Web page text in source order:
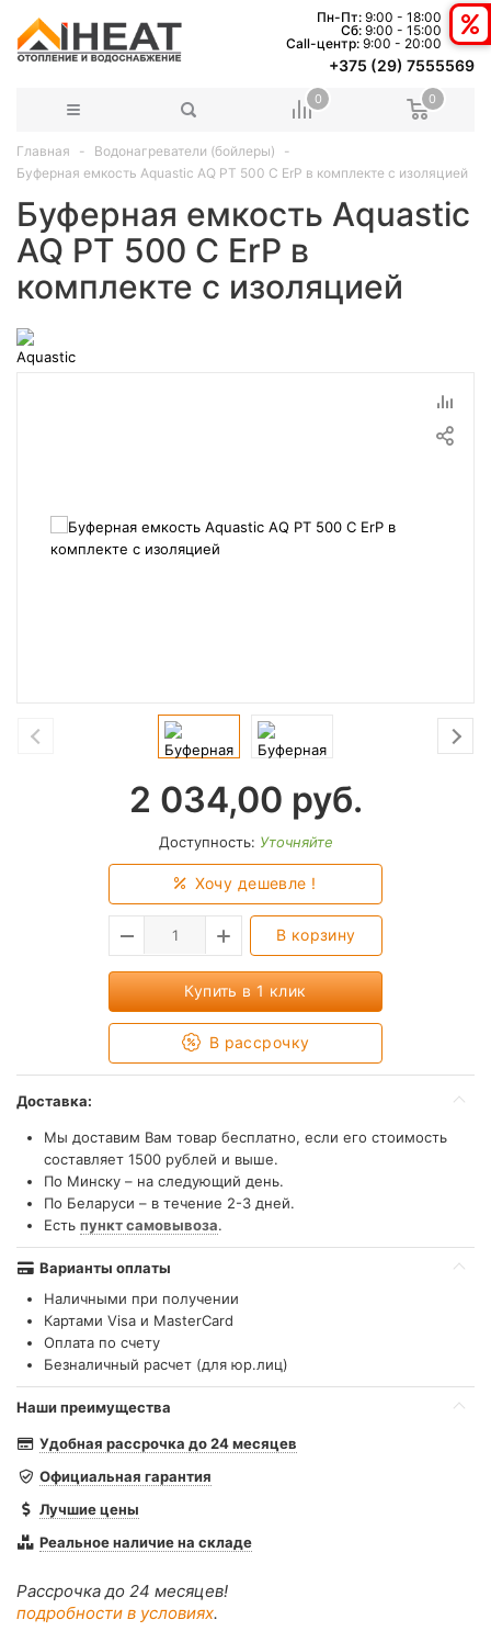
Пн-Пт: 9:00 - 18:00
Сб: 9:00 - 15:00
Сall-центр: 9:00 - 20:00
+375 (29) 7555569
0 0
Главная
Водонагреватели (бойлеры)
Буферная емкость Aquastic AQ PT 500 C ErP в комплекте с изоляцией
Буферная емкость Aquastic
AQ PT 500 C ErP в
комплекте с изоляцией
2 034,00 руб.
Доступность: Уточняйте
Хочу дешевле !
В корзину
Купить в 1 клик
В рассрочку
Доставка:
Мы доставим Вам товар бесплатно, если его стоимость
составляет 1500 рублей и выше.
По Минску – на следующий день.
По Беларуси – в течение 2-3 дней.
Есть пункт самовывоза.
Варианты оплаты
Наличными при получении
Картами Visa и MasterCard
Оплата по счету
Безналичный расчет (для юр.лиц)
Наши преимущества
Удобная рассрочка до 24 месяцев
Официальная гарантия
Лучшие цены
Реальное наличие на складе
Рассрочка до 24 месяцев!
подробности в условиях.